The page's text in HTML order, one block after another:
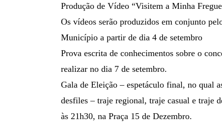
Produção de Vídeo “Visitem a Minha
Os vídeos serão produzidos em conjunto
Município a partir de dia 4 de setembro
Prova escrita de conhecimentos sobre o
realizar no dia 7 de setembro.
Gala de Eleição – espetáculo final, no qual
desfiles – traje regional, traje casual e traje
às 21h30, na Praça 15 de Dezembro.